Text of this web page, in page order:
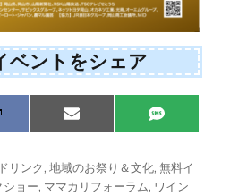
ベントをシェア
e
Share
on
E
m
i
l
Share
on
S
M
リンク,地域のお祭り＆文化,無料イ
ショー, ママカリフォーラム, ワイン